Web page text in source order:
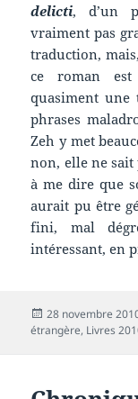
delicti, d’un
vraiment pas
traduction,
ce roman est
quasiment une
phrases
Zeh y met
non, elle ne sait
à me dire que
aurait pu être
fini, mal
intéressant, en
Publié
le
28 novembre
étrangère, Livres